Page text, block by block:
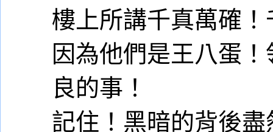
樓上所講千真萬確
因為他們是王八蛋
良的事！
記住！黑暗的背後